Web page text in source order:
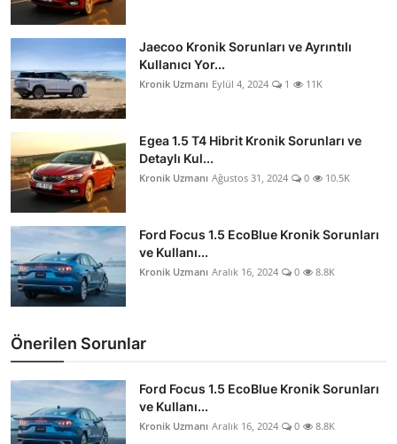
Jaecoo Kronik Sorunları ve Ayrıntılı
Kullanıcı Yor...
Kronik Uzmanı Eylül 4, 2024 1 11K
Egea 1.5 T4 Hibrit Kronik Sorunları ve
Detaylı Kul...
Kronik Uzmanı Ağustos 31, 2024 0 10.5K
Ford Focus 1.5 EcoBlue Kronik Sorunları
ve Kullanı...
Kronik Uzmanı Aralık 16, 2024 0 8.8K
Önerilen Sorunlar
Ford Focus 1.5 EcoBlue Kronik Sorunları
ve Kullanı...
Kronik Uzmanı Aralık 16, 2024 0 8.8K